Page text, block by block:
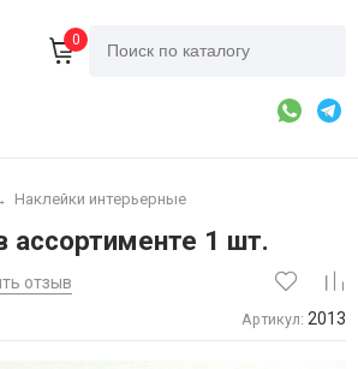
0
Наклейки интерьерные
ассортименте 1 шт.
отзыв
Артикул: 2013